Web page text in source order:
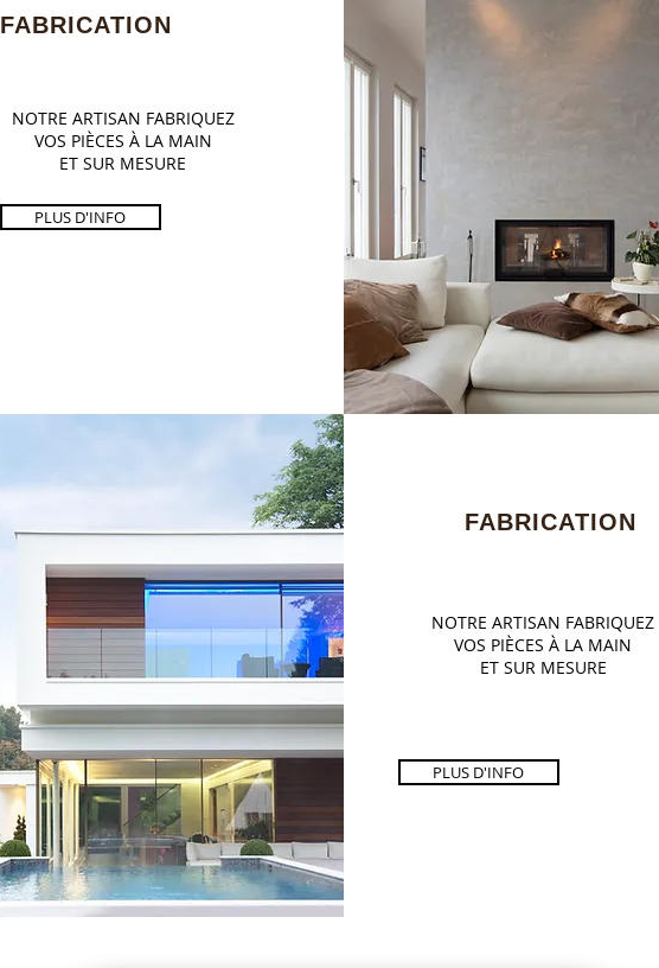
FABRICATION
NOTRE ARTISAN FABRIQUEZ
VOS PIÈCES À LA MAIN
ET SUR MESURE
PLUS D'INFO
FABRICATION
NOTRE ARTISAN FABRIQUEZ
VOS PIÈCES À LA MAIN
ET SUR MESURE
PLUS D'INFO